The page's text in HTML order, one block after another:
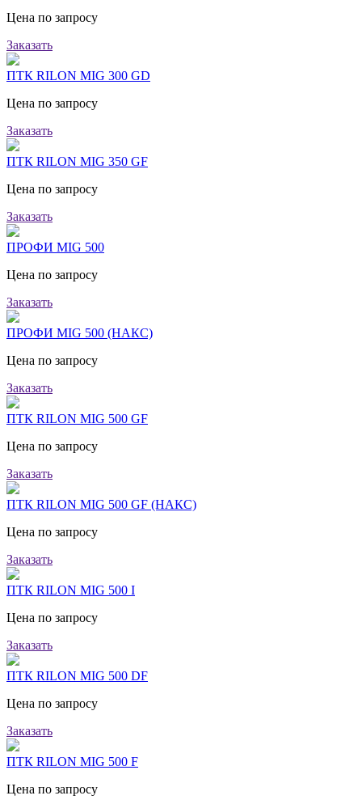
Цена по запросу
Заказать
ПТК RILON MIG 300 GD
Цена по запросу
Заказать
ПТК RILON MIG 350 GF
Цена по запросу
Заказать
ПРОФИ MIG 500
Цена по запросу
Заказать
ПРОФИ MIG 500 (НАКС)
Цена по запросу
Заказать
ПТК RILON MIG 500 GF
Цена по запросу
Заказать
ПТК RILON MIG 500 GF (НАКС)
Цена по запросу
Заказать
ПТК RILON MIG 500 I
Цена по запросу
Заказать
ПТК RILON MIG 500 DF
Цена по запросу
Заказать
ПТК RILON MIG 500 F
Цена по запросу